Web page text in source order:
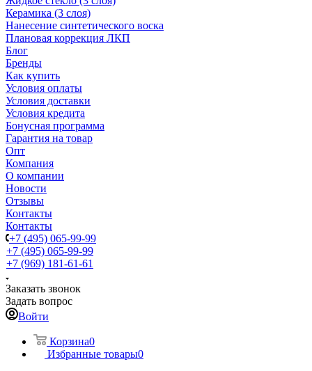
Керамика (3 слоя)
Нанесение синтетического воска
Плановая коррекция ЛКП
Блог
Бренды
Как купить
Условия оплаты
Условия доставки
Условия кредита
Бонусная программа
Гарантия на товар
Опт
Компания
О компании
Новости
Отзывы
Контакты
Контакты
+7 (495) 065-99-99
+7 (495) 065-99-99
+7 (969) 181-61-61
Заказать звонок
Задать вопрос
Войти
Корзина0
Избранные товары0